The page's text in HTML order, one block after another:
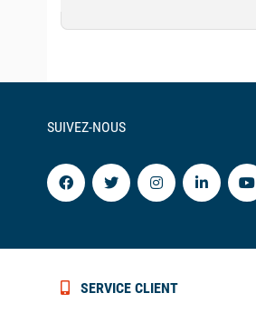
SUIVEZ-NOUS
SERVICE CLIENT